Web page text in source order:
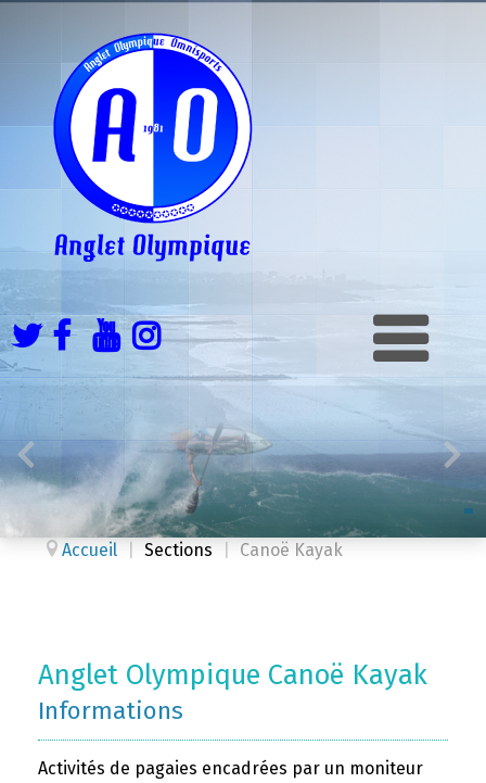
Accueil Sections Canoë Kayak
Anglet Olympique Canoë Kayak
Informations
Activités de pagaies encadrées par un moniteur